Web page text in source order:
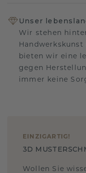
Unser
Wir stehen
Handwerkskunst
bieten wir eine
gegen
immer keine
EINZIGARTIG !
3D
Wollen Sie